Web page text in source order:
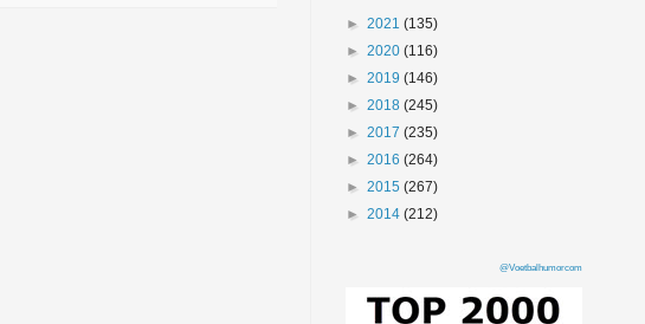
► 2021 (135)
► 2020 (116)
► 2019 (146)
► 2018 (245)
► 2017 (235)
► 2016 (264)
► 2015 (267)
► 2014 (212)
@Voetbalhumorcom